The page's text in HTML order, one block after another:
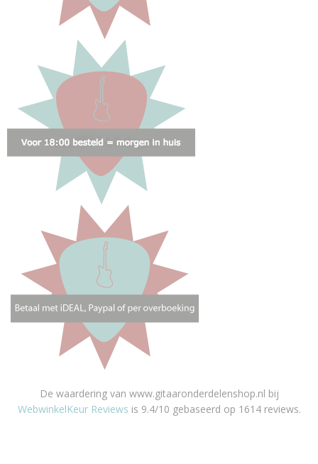
De waardering van www.gitaaronderdelenshop.nl bij
WebwinkelKeur Reviews is 9.4/10 gebaseerd op 1614 reviews.